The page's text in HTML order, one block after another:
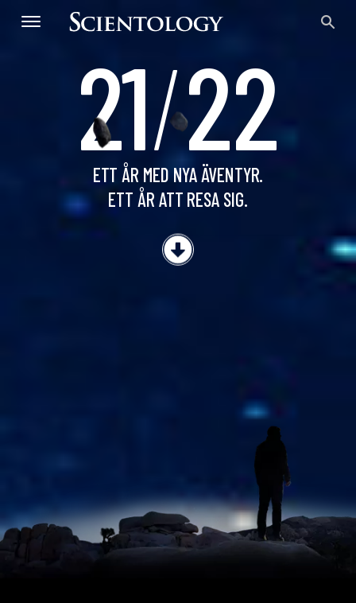
ETT NYTT ÅR
21/22
ETT ÅR MED NYA ÄVENTYR.
ETT ÅR ATT RESA SIG.